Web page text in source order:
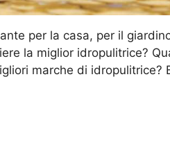
per la casa, per il
la miglior idropulitrice?
marche di idropulitrice?